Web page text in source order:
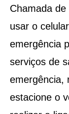
Chamada
usar o
emergência
serviços de
emergência,
estacione o